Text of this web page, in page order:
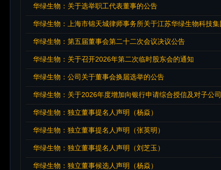
华绿生物：关于选举职工代表董事的公告
华绿生物：第五届董事会第二十二次会议决议公告
华绿生物：关于召开2026年第二次临时股东会的通知
华绿生物：公司关于董事会换届选举的公告
华绿生物：关于2026年度增加向银行申请综合授信及对子公
华绿生物：独立董事提名人声明（杨焱）
华绿生物：独立董事提名人声明（张英明）
华绿生物：独立董事提名人声明（刘芝玉）
华绿生物：独立董事候选人声明（杨焱）